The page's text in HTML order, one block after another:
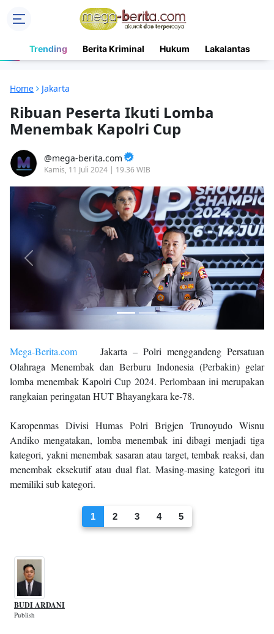
Trending Berita Kriminal Hukum Lakalantas
Home Jakarta
Ribuan Peserta Ikuti Lomba
Menembak Kapolri Cup
mega-berita.com
Kamis, 11 Juli 2024 | 19.36 WIB
Previous Next
Mega-Berita.com Jakarta – Polri menggandeng Persatuan
Olahraga Menembak dan Berburu Indonesia (Perbakin) gelar
lomba menembak Kapolri Cup 2024. Perlombaan ini merupakan
rangkaian peringatan HUT Bhayangkara ke-78.
Karopenmas Divisi Humas Polri Brigjen Trunoyudo Wisnu
Andiko mengatakan, lomba menembak ini dibagi menjadi tiga
kategori, yakni menembak sasaran atau target, tembak reaksi, dan
menembak eksekutif atau dual flat. Masing-masing kategori itu
memiliki sub kategori.
1 2 3 4 5
BUDI ARDANI
Publish